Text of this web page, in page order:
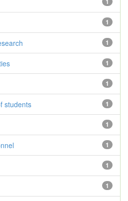
1
1
1
1
1
students
1
1
1
1